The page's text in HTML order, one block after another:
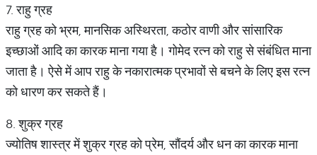
7. राहु ग्रह
राहु ग्रह को भ्रम, मानसिक अस्थिरता, कठोर वाणी और सांसारिक
इच्छाओं आदि का कारक माना गया है। गोमेद रत्न को राहु से संबंधित माना
जाता है। ऐसे में आप राहु के नकारात्मक प्रभावों से बचने के लिए इस रत्न
को धारण कर सकते हैं।
8. शुक्र ग्रह
ज्योतिष शास्त्र में शुक्र ग्रह को प्रेम, सौंदर्य और धन का कारक माना